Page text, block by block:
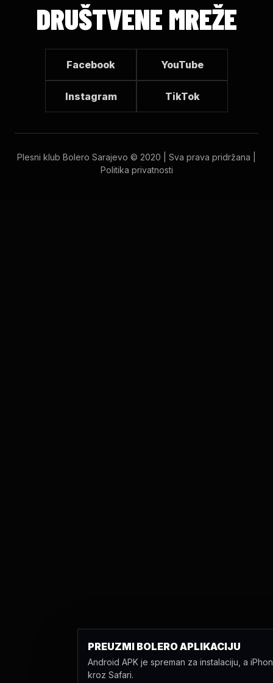
DRUŠTVENE MREŽE
Facebook YouTube
Instagram TikTok
Plesni klub Bolero Sarajevo © 2020 | Sva prava pridržana |
Politika privatnosti
PREUZMI BOLERO APLIKACIJU
Android APK je spreman za instalaciju, a
kroz Safari.